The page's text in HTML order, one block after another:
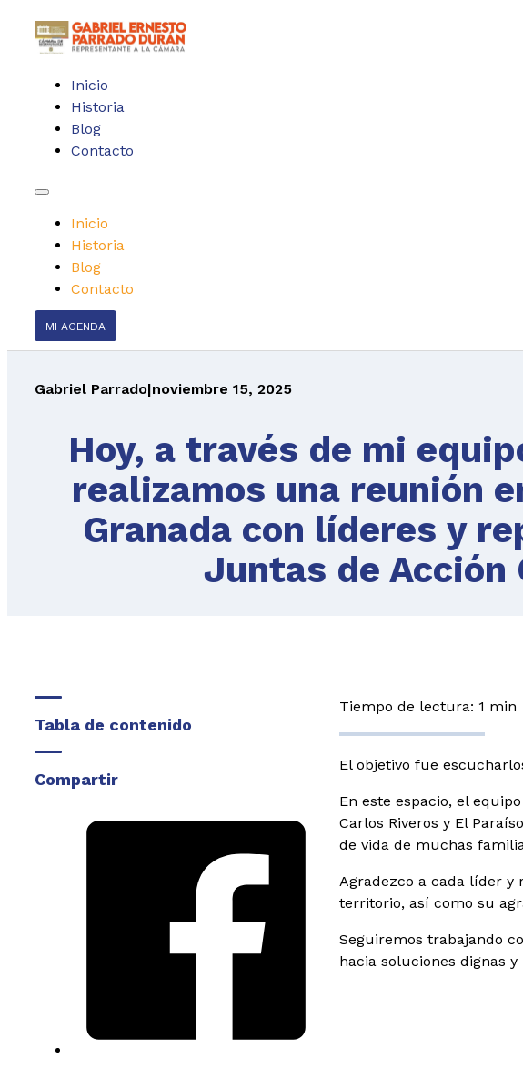
Inicio
Historia
Blog
Contacto
Inicio
Historia
Blog
Contacto
MI AGENDA
Gabriel Parrado|noviembre 15, 2025
Hoy, a través de mi
realizamos una reunión
Granada con líderes y
Juntas de Acción
Tabla de contenido
Compartir
Tiempo de lectura: 1 min
El objetivo fue
En este espacio, el
Carlos Riveros y El
de vida de muchas
Agradezco a cada líder
territorio, así como su
Seguiremos trabajando
hacia soluciones dignas y